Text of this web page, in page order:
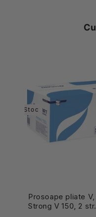
În Stoc
Prosoape pliate
Strong V 150, 2